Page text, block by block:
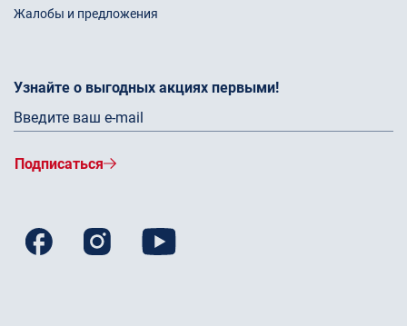
Жалобы и предложения
Узнайте о выгодных акциях первыми!
Подписаться